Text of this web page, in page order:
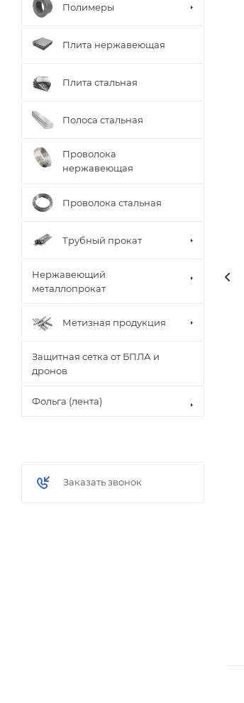
Полимеры
Плита нержавеющая
Плита стальная
Полоса стальная
Проволока
нержавеющая
Проволока стальная
Трубный прокат
Нержавеющий
металлопрокат
Метизная продукция
Защитная сетка от БПЛА и
дронов
Фольга (лента)
Заказать звонок